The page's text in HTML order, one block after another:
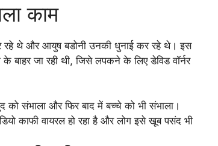
काम
थे और आयुष बडोनी उनकी धुनाई कर रहे थे। इस
बाहर जा रही थी, जिसे लपकने के लिए डेविड वॉर्नर
को संभाला और फिर बाद में बच्चे को भी संभाला।
काफी वायरल हो रहा है और लोग इसे खूब पसंद भी